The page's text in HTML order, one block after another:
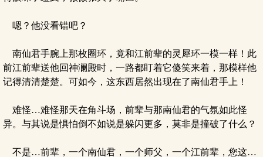
嗯？他没看错吧？
南仙君手腕上那枚圈环，竟和江前辈的灵犀环一模一样！此
前江前辈送他回神澜殿时，一路都盯着它傻笑来着，那模样他
记得清清楚楚。可如今，这东西居然出现在了南仙君手上！
难怪…难怪那天在角斗场，前辈与那南仙君的气氛如此怪
异。与其说是惧怕倒不如说是躲闪更多，莫非是撞破了什么？
不是…前辈，一个南仙君，一个师父，一个江前辈，您这…